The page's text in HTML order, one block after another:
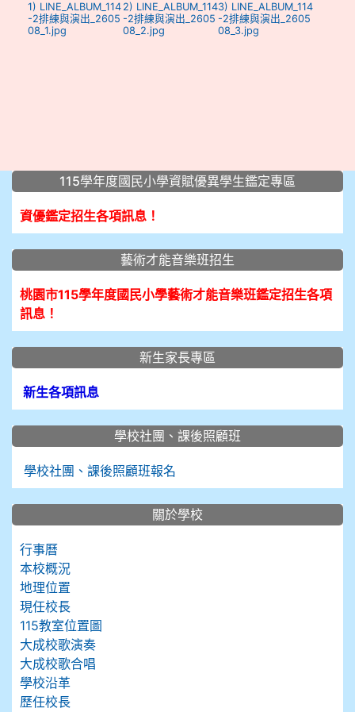
1) LINE_ALBUM_114
-2排練與演出_2605
08_1.jpg
2) LINE_ALBUM_114
-2排練與演出_2605
08_2.jpg
3) LINE_ALBUM_114
-2排練與演出_2605
08_3.jpg
::: 115學年度國民小學資賦優異學生鑑定專區
資優鑑定招生各項訊息！
藝術才能音樂班招生
桃園市115學年度國民小學藝術才能音樂班鑑定招生各項
訊息！
新生家長專區
新生各項訊息
學校社團、課後照顧班
學校社團、課後照顧班報名
關於學校
行事曆
本校概況
地理位置
現任校長
115教室位置圖
大成校歌演奏
大成校歌合唱
學校沿革
歷任校長